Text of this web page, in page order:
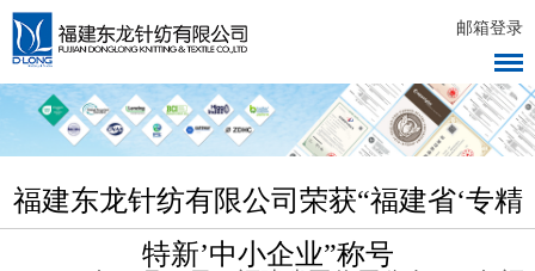
邮箱登录
福建东龙针纺有限公司荣获“福建省‘专精
特新’中小企业”称号